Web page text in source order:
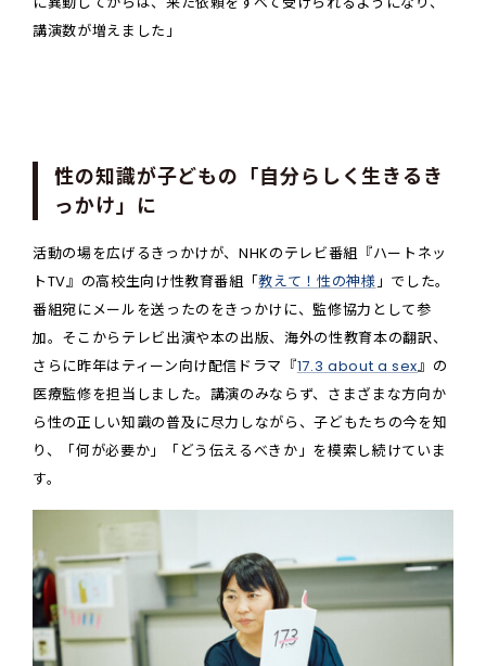
講演数が増えました」
性の知識が子どもの「自分らしく生きるき
っかけ」に
活動の場を広げるきっかけが、NHKのテレビ番組『ハートネッ
トTV』の高校生向け性教育番組「教えて！性の神様」でした。
番組宛にメールを送ったのをきっかけに、監修協力として参
加。そこからテレビ出演や本の出版、海外の性教育本の翻訳、
さらに昨年はティーン向け配信ドラマ『17.3 about a sex』の
医療監修を担当しました。講演のみならず、さまざまな方向か
ら性の正しい知識の普及に尽力しながら、子どもたちの今を知
り、「何が必要か」「どう伝えるべきか」を模索し続けていま
す。